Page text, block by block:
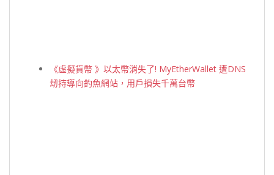
《虛擬貨幣 》以太幣消失了! MyEtherWallet 遭DNS
刼持導向釣魚網站，用戶損失千萬台幣